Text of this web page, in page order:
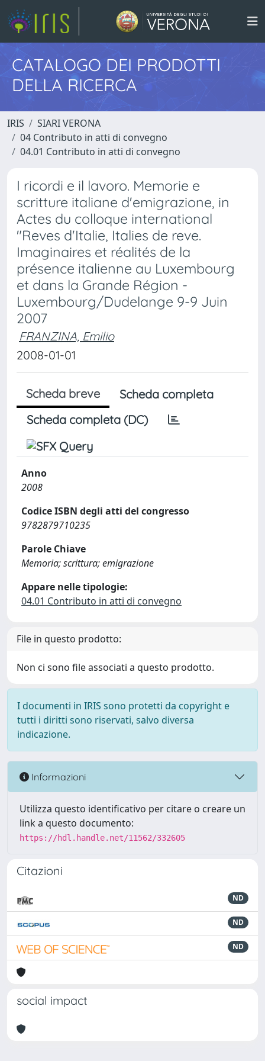
CATALOGO DEI PRODOTTI
DELLA RICERCA
IRIS
SIARI VERONA
04 Contributo in atti di convegno
04.01 Contributo in atti di convegno
I ricordi e il lavoro. Memorie e
scritture italiane d'emigrazione, in
Actes du colloque international
"Reves d'Italie, Italies de reve.
Imaginaires et réalités de la
présence italienne au Luxembourg
et dans la Grande Région -
Luxembourg/Dudelange 9-9 Juin
2007
FRANZINA, Emilio
2008-01-01
Scheda breve
Scheda completa
Scheda completa (DC)
Anno
2008
Codice ISBN degli atti del congresso
9782879710235
Parole Chiave
Memoria; scrittura; emigrazione
Appare nelle tipologie:
04.01 Contributo in atti di convegno
File in questo prodotto:
Non ci sono file associati a questo prodotto.
I documenti in IRIS sono protetti da copyright e
tutti i diritti sono riservati, salvo diversa
indicazione.
Informazioni
Utilizza questo identificativo per citare o creare un
link a questo documento:
https://hdl.handle.net/11562/332605
Citazioni
ND
ND
ND
social impact